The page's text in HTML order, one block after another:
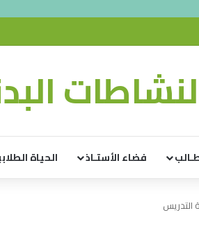
فضاء الأستـاذ الحياة
التدريس